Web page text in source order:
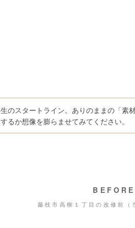
のスタートライン。ありのままの「素
するか想像を膨らませてみてください。
BEFORE
藤枝市高柳１丁目の改修前（